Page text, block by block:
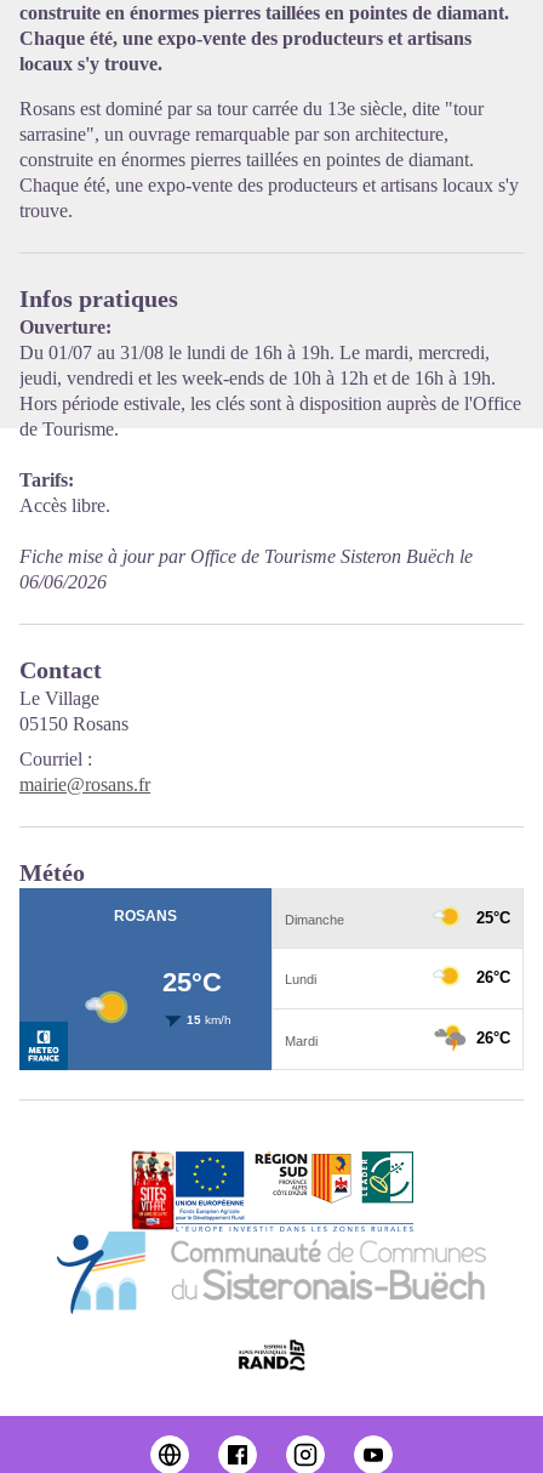
Voir l'image en plein écran
construite en énormes pierres taillées en pointes de diamant.
Chaque été, une expo-vente des producteurs et artisans
locaux s'y trouve.
Rosans est dominé par sa tour carrée du 13e siècle, dite "tour
sarrasine", un ouvrage remarquable par son architecture,
construite en énormes pierres taillées en pointes de diamant.
Chaque été, une expo-vente des producteurs et artisans locaux s'y
trouve.
Infos pratiques
Ouverture:
Du 01/07 au 31/08 le lundi de 16h à 19h. Le mardi, mercredi,
jeudi, vendredi et les week-ends de 10h à 12h et de 16h à 19h.
Hors période estivale, les clés sont à disposition auprès de l'Office
de Tourisme.
Tarifs:
Accès libre.
Fiche mise à jour par Office de Tourisme Sisteron Buëch le
06/06/2026
Contact
Le Village
05150 Rosans
Courriel :
mairie@rosans.fr
Météo